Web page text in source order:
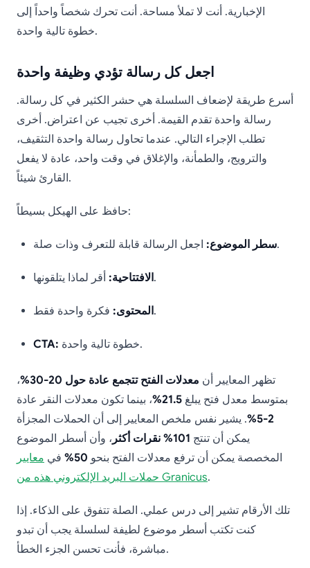
الإخبارية. أنت لا تملأ مساحة. أنت تحرك شخصاً واحداً إلى
خطوة تالية واحدة.
اجعل كل رسالة تؤدي وظيفة واحدة
أسرع طريقة لإضعاف السلسلة هي حشر الكثير في كل رسالة.
رسالة واحدة تقدم القيمة. أخرى تجيب عن اعتراض. أخرى
تطلب الإجراء التالي. عندما تحاول رسالة واحدة التثقيف،
والترويج، والطمأنة، والإغلاق في وقت واحد، عادة لا يفعل
القارئ شيئاً.
حافظ على الهيكل بسيطاً:
سطر الموضوع:اجعل الرسالة قابلة للتعرف وذات صلة.
الافتتاحية:أقر لماذا يتلقونها.
المحتوى:فكرة واحدة فقط.
CTA: خطوة تالية واحدة.
تظهر المعايير أن معدلات الفتح تتجمع عادة حول 20-30%
،
بمتوسط معدل فتح يبلغ 21.5%
، بينما تكون معدلات النقر عادة
2-5%
. يشير نفس ملخص المعايير إلى أن الحملات المجزأة
يمكن أن تنتج 101% نقرات أكثر
، وأن أسطر الموضوع
المخصصة يمكن أن ترفع معدلات الفتح بنحو 50% في معايير
حملات البريد الإلكتروني هذه من Granicus.
تلك الأرقام تشير إلى درس عملي. الصلة تتفوق على الذكاء. إذا
كنت تكتب أسطر موضوع لطيفة لسلسلة يجب أن تبدو
مباشرة، فأنت تحسن الجزء الخطأ.